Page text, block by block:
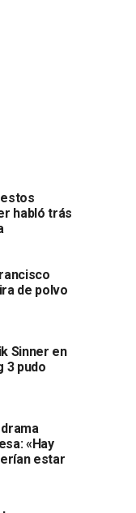
habló trás
de polvo
Sinner en
3 pudo
«Hay
estar